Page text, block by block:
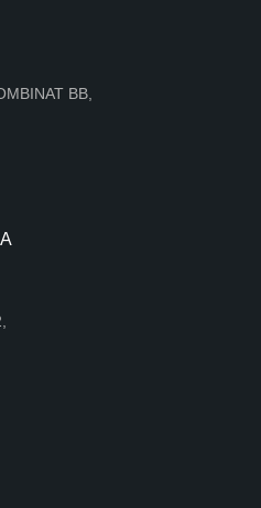
BB,